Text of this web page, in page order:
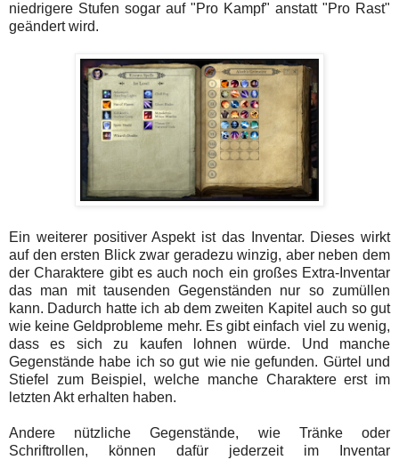
niedrigere Stufen sogar auf "Pro Kampf" anstatt "Pro Rast"
geändert wird.
Ein weiterer positiver Aspekt ist das Inventar. Dieses wirkt
auf den ersten Blick zwar geradezu winzig, aber neben dem
der Charaktere gibt es auch noch ein großes Extra-Inventar
das man mit tausenden Gegenständen nur so zumüllen
kann. Dadurch hatte ich ab dem zweiten Kapitel auch so gut
wie keine Geldprobleme mehr. Es gibt einfach viel zu wenig,
dass es sich zu kaufen lohnen würde. Und manche
Gegenstände habe ich so gut wie nie gefunden. Gürtel und
Stiefel zum Beispiel, welche manche Charaktere erst im
letzten Akt erhalten haben.
Andere nützliche Gegenstände, wie Tränke oder
Schriftrollen, können dafür jederzeit im Inventar